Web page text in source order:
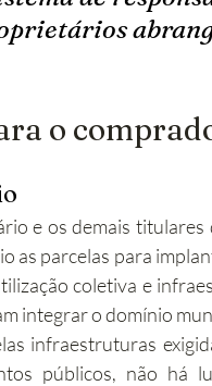
o
e os demais
as parcelas para
coletiva e
integrar o domínio
infraestruturas
públicos, não há